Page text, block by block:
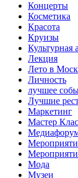
Концерты
Косметика
Красота
Круизы
Культурная
Лекция
Лето в
Личность
лучшее
Лучшие
Маркетинг
Мастер
Мода
Музеи